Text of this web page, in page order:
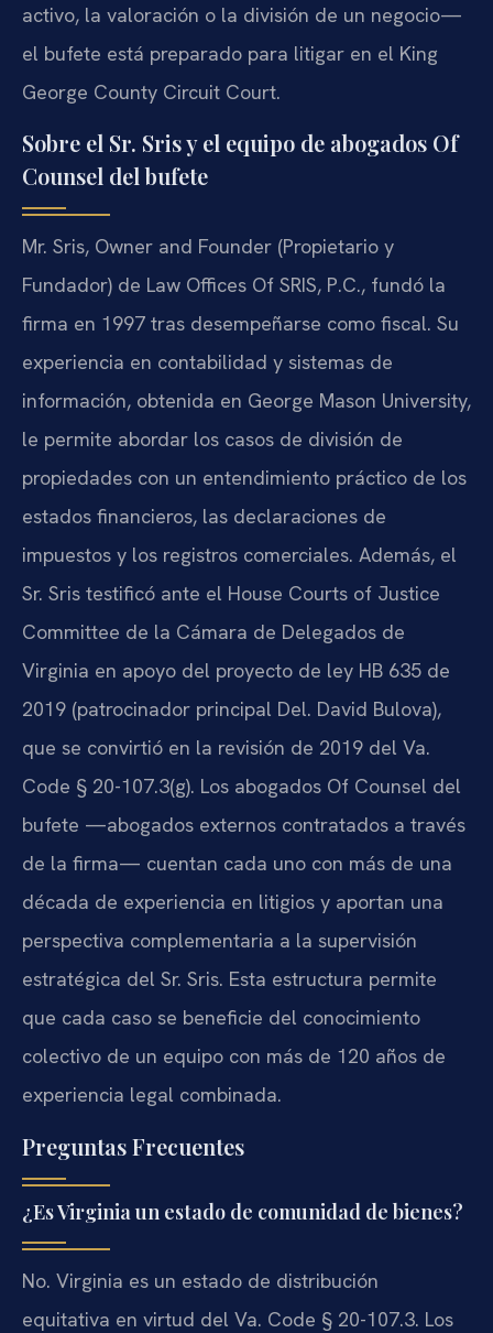
activo, la valoración o la división de un negocio—
el bufete está preparado para litigar en el King
George County Circuit Court.
Sobre el Sr. Sris y el equipo de abogados Of
Counsel del bufete
Mr. Sris, Owner and Founder (Propietario y
Fundador) de Law Offices Of SRIS, P.C., fundó la
firma en 1997 tras desempeñarse como fiscal. Su
experiencia en contabilidad y sistemas de
información, obtenida en George Mason University,
le permite abordar los casos de división de
propiedades con un entendimiento práctico de los
estados financieros, las declaraciones de
impuestos y los registros comerciales. Además, el
Sr. Sris testificó ante el House Courts of Justice
Committee de la Cámara de Delegados de
Virginia en apoyo del proyecto de ley HB 635 de
2019 (patrocinador principal Del. David Bulova),
que se convirtió en la revisión de 2019 del Va.
Code § 20-107.3(g). Los abogados Of Counsel del
bufete —abogados externos contratados a través
de la firma— cuentan cada uno con más de una
década de experiencia en litigios y aportan una
perspectiva complementaria a la supervisión
estratégica del Sr. Sris. Esta estructura permite
que cada caso se beneficie del conocimiento
colectivo de un equipo con más de 120 años de
experiencia legal combinada.
Preguntas Frecuentes
¿Es Virginia un estado de comunidad de bienes?
No. Virginia es un estado de distribución
equitativa en virtud del Va. Code § 20-107.3. Los